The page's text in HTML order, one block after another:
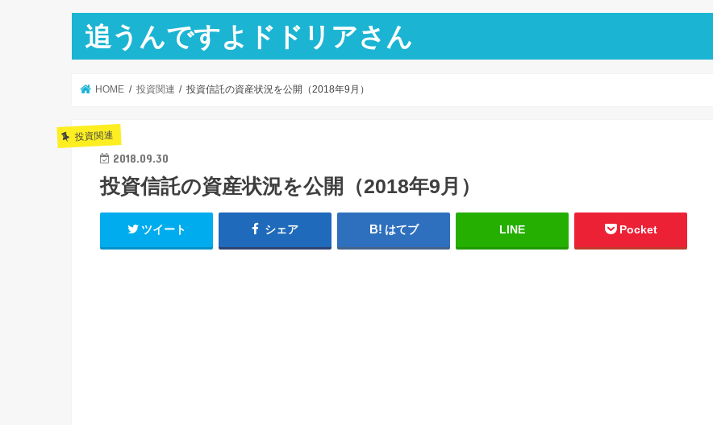
追うんですよドドリアさん
HOME 投資関連 投資信託の資産状況を公開（2018年9月）
投資関連
2018.09.30
投資信託の資産状況を公開（2018年9月）
ツイート シェア はてブ LINE Pocket